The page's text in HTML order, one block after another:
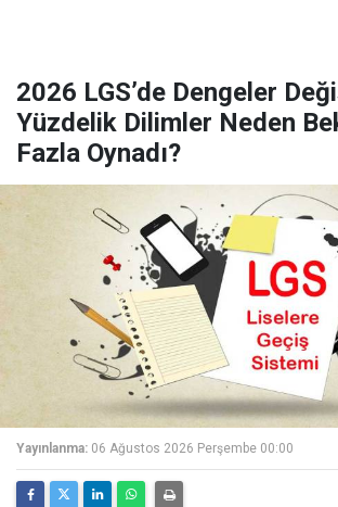
2026 LGS’de Dengeler
Yüzdelik Dilimler Neden
Fazla Oynadı?
Yayınlanma: 06 Ağustos 2026 Perşembe 00:00